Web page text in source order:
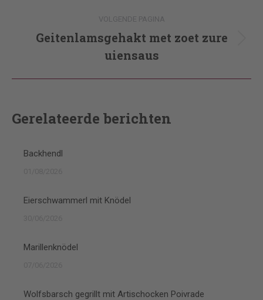
VOLGENDE PAGINA
Volgende
pagina
Geitenlamsgehakt met zoet zure
uiensaus
Gerelateerde berichten
Backhendl
Eierschwammerl mit Knödel
Marillenknödel
Wolfsbarsch gegrillt mit Artischocken Poivrade